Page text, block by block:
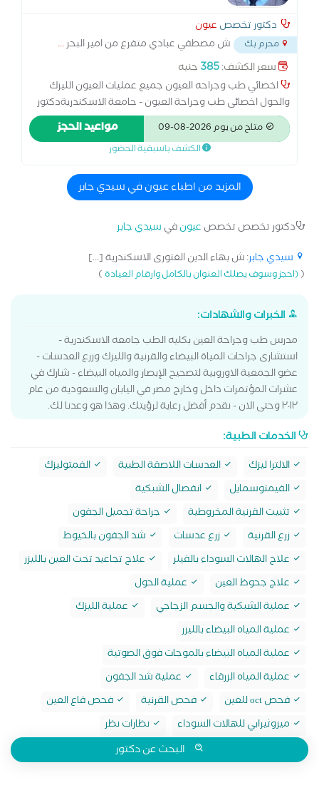
ليزك وتصحيح الابصار والمياة البيضاء، جراحة
شبكيةدكتور تخصص عيون
محرم بك ش مصطفي عبادي متفرع من امير البحر...
سعر الكشف:385 جنيه
اخصائي طب وجراحه العيون جميع عمليات العيون الليزك
والحول اخصائى طب وجراحة العيون - جامعة الاسكندريةدكتور
عيون متخصص في عيون بالغين، تاهيل بصري، ليزك وتصحيح
الابصار والمياة البيضاء، جراحة شبكية وجسم زجاجي و عيون
متاح من يوم 2026-08-09 مواعيد الحجز
الكشف باسبقية الحضور
المزيد من اطباء عيون في سيدي جابر
دكتور تخصص تخصص عيونفي سيدي جابر
سيدي جابر: ش بهاء الدين الغتورى الاسكندرية [...]
((احجز وسوف يصلك العنوان بالكامل وارقام العيادة)
الخبرات والشهادات:
مدرس طب وجراحة العين بكليه الطب جامعه الاسكندرية -
استشارى جراحات المياة البيضاء والقرنية والليزك وزرع العدسات -
عضو الجمعية الاوروبية لتصحيح الإبصار والمياه البيضاء - شارك في
عشرات المؤتمرات داخل وخارج مصر في اليابان والسعودية من عام
٢٠١٢ وحتى الان - نقدم أفضل رعاية لرؤيتك. وهذا هو وعدنا لك.
الخدمات الطبية:
الالترا ليزك العدسات اللاصقة الطبية
الفمتوليزك
الفيمتوسمايل
انفصال الشبكية
تثبيت القرنية المخروطية
جراحة تجميل الجفون
زرع القرنية
زرع عدسات
شد الجفون بالخيوط
علاج الهالات السوداء بالفيلر
علاج تجاعيد تحت العين بالليزر
علاج جحوظ العين
عملية الحول
عملية الشبكية والجسم الزجاجي
عملية الليزك
عملية المياه البيضاء بالليزر
عملية المياه البيضاء بالموجات فوق الصوتية
عملية المياه الزرقاء
عملية شد الجفون
فحص oct للعين
فحص القرنية
فحص قاع العين
ميزوثيرابي للهالات السوداء
نظارات نظر
البحث عن دكتور